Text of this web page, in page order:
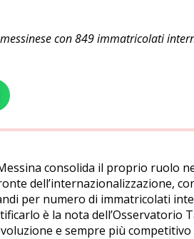
con 849 immatricolati
consolida il proprio ruolo
dell’internazionalizzazione,
per numero di immatricolati
è la nota dell’Osservatorio
e sempre più competitivo